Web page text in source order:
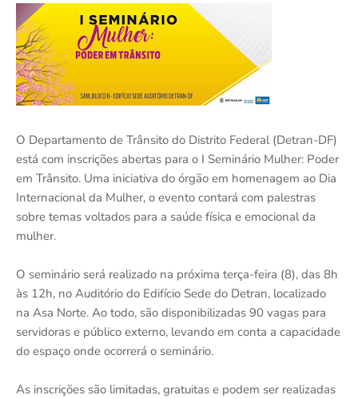
O Departamento de Trânsito do Distrito Federal (Detran-DF)
está com inscrições abertas para o I Seminário Mulher: Poder
em Trânsito. Uma iniciativa do órgão em homenagem ao Dia
Internacional da Mulher, o evento contará com palestras
sobre temas voltados para a saúde física e emocional da
mulher.
O seminário será realizado na próxima terça-feira (8), das 8h
às 12h, no Auditório do Edifício Sede do Detran, localizado
na Asa Norte. Ao todo, são disponibilizadas 90 vagas para
servidoras e público externo, levando em conta a capacidade
do espaço onde ocorrerá o seminário.
As inscrições são limitadas, gratuitas e podem ser realizadas